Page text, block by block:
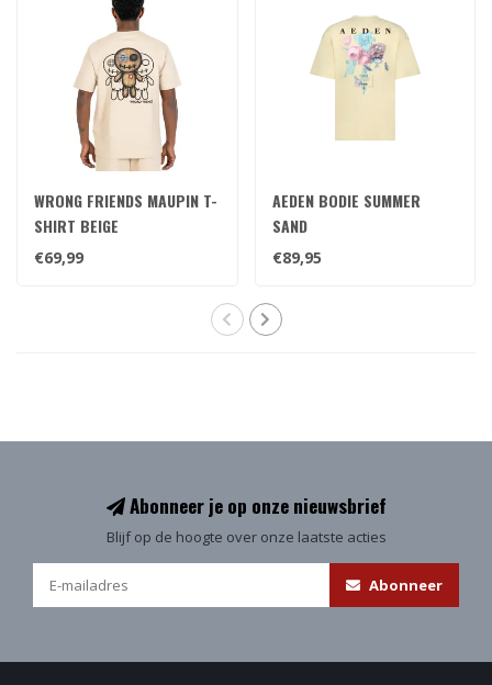
WRONG FRIENDS MAUPIN T-
SHIRT BEIGE
€69,99
AEDEN BODIE SUMMER
SAND
€89,95
Abonneer je op onze nieuwsbrief
Blijf op de hoogte over onze laatste acties
Abonneer